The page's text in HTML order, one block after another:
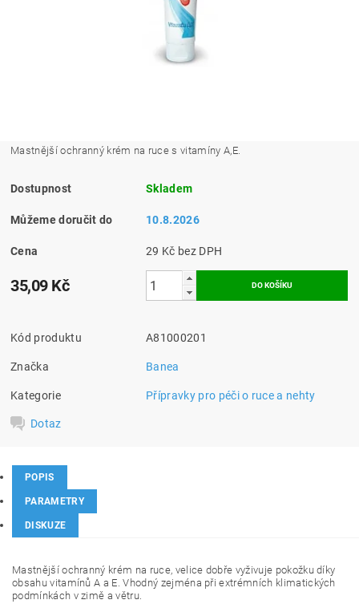
Mastnější ochranný krém na ruce s vitamíny A,E.
Dostupnost Skladem
Můžeme doručit do 10.8.2026
Cena 29 Kč bez DPH
35,09 Kč
Kód produktu A81000201
Značka Banea
Kategorie Přípravky pro péči o ruce a nehty
Dotaz
POPIS
PARAMETRY
DISKUZE
Mastnější ochranný krém na ruce, velice dobře vyživuje pokožku díky
obsahu vitamínů A a E. Vhodný zejména při extrémních klimatických
podmínkách v zimě a větru.